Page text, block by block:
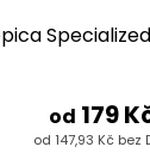
od 147,93 Kč bez
od 179